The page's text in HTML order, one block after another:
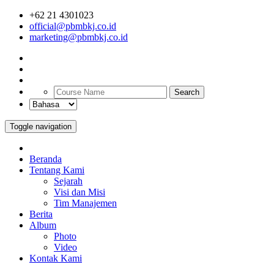
+62 21 4301023
official@pbmbkj.co.id
marketing@pbmbkj.co.id
Search
Toggle navigation
Beranda
Tentang Kami
Sejarah
Visi dan Misi
Tim Manajemen
Berita
Album
Photo
Video
Kontak Kami